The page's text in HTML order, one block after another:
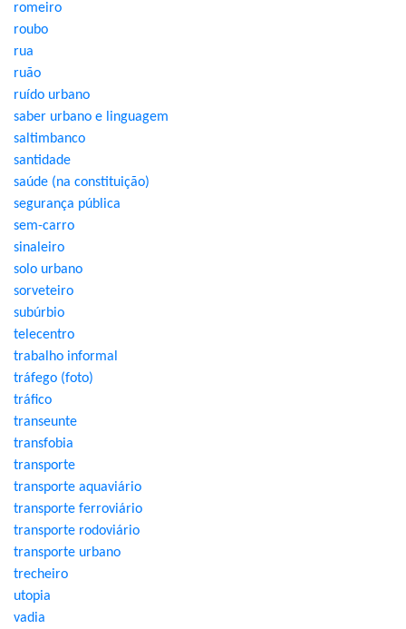
romeiro
roubo
rua
ruão
ruído urbano
saber urbano e linguagem
saltimbanco
santidade
saúde (na constituição)
segurança pública
sem-carro
sinaleiro
solo urbano
sorveteiro
subúrbio
telecentro
trabalho informal
tráfego (foto)
tráfico
transeunte
transfobia
transporte
transporte aquaviário
transporte ferroviário
transporte rodoviário
transporte urbano
trecheiro
utopia
vadia